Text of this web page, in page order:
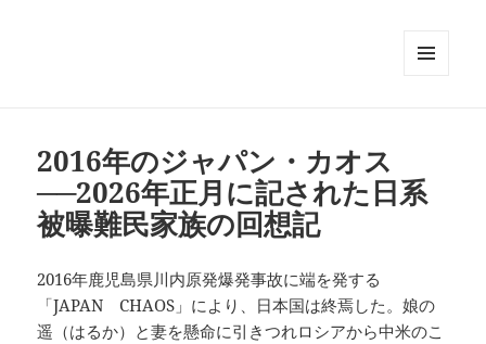
2016年のジャパン・カオス
──2026年正月に記された日系
被曝難民家族の回想記
2016年鹿児島県川内原発爆発事故に端を発する
「JAPAN CHAOS」により、日本国は終焉した。娘の
遥（はるか）と妻を懸命に引きつれロシアから中米のこ